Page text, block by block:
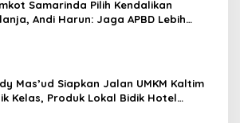
Samarinda Pilih Kendalikan
Andi Harun: Jaga APBD Lebih
Mas’ud Siapkan Jalan UMKM Kaltim
Kelas, Produk Lokal Bidik Hotel